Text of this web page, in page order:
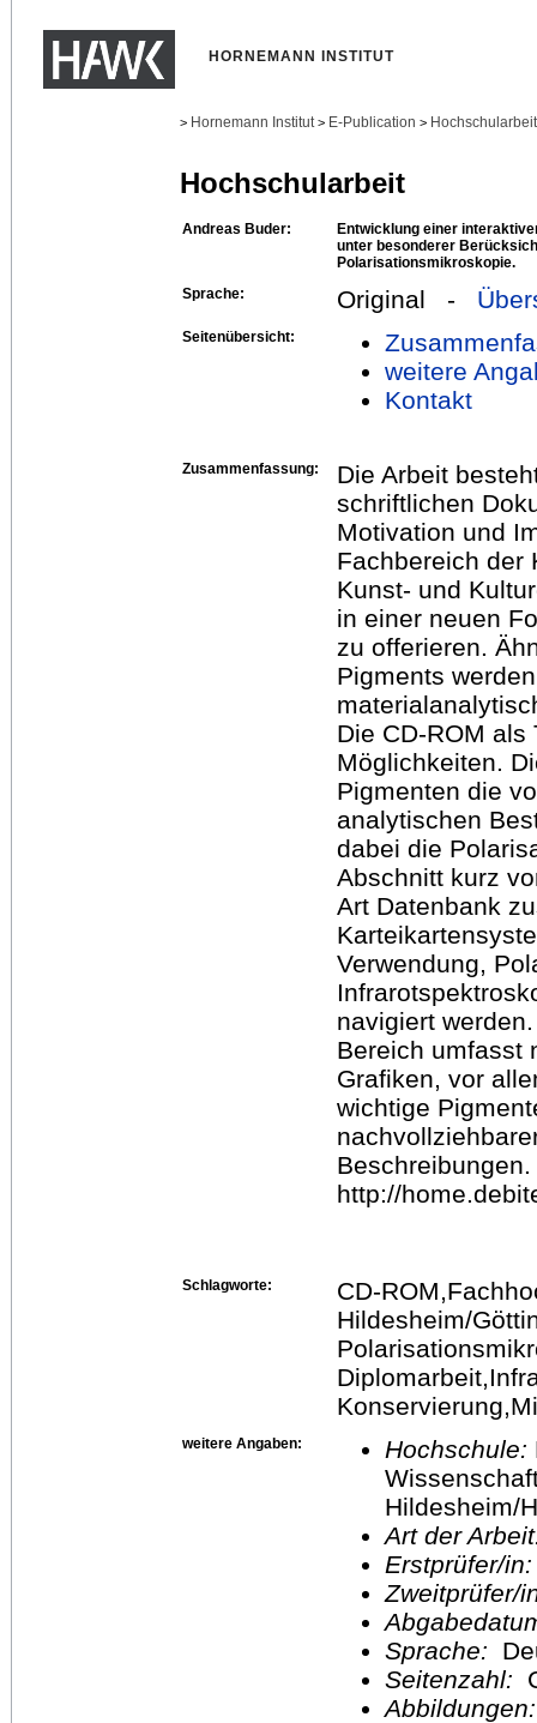
HORNEMANN INSTITUT
> Hornemann Institut > E-Publication >
Hochschularbeit
Andreas Buder:
Entwicklung einer
unter besonderer
Polarisationsmikroskopie.
Sprache:
Original -
Seitenübersicht:
weitere
Kontakt
Zusammenfassung:
Die Arbeit
schriftlichen
Motivation und
Fachbereich der
Kunst- und
in einer neuen
zu offerieren.
Pigments
Die CD-ROM
Möglichkeiten.
Pigmenten die
analytischen
dabei die
Abschnitt kurz
Art Datenbank
Verwendung,
navigiert
Bereich umfasst
Grafiken, vor
wichtige
http://
Schlagworte:
CD-
Hildesheim/
weitere Angaben: Hochschule:
Hildesheim/
Art der
Erstprüfer/
Sprache:
Seitenzahl: